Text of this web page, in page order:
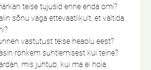
teise tujusid enne enda omi?
sõnu väga ettevaatlikult, et vältida
vastutust teise heaolu eest?
rohkem suhtlemisest kui teine?
mis juhtub, kui ma ei hoia